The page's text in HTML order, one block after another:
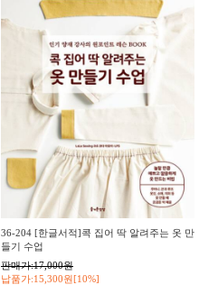
36-204 [한글서적]콕 집어 딱 알려주는 옷 만
들기 수업
판매가:17,000원
납품가:15,300원[10%]